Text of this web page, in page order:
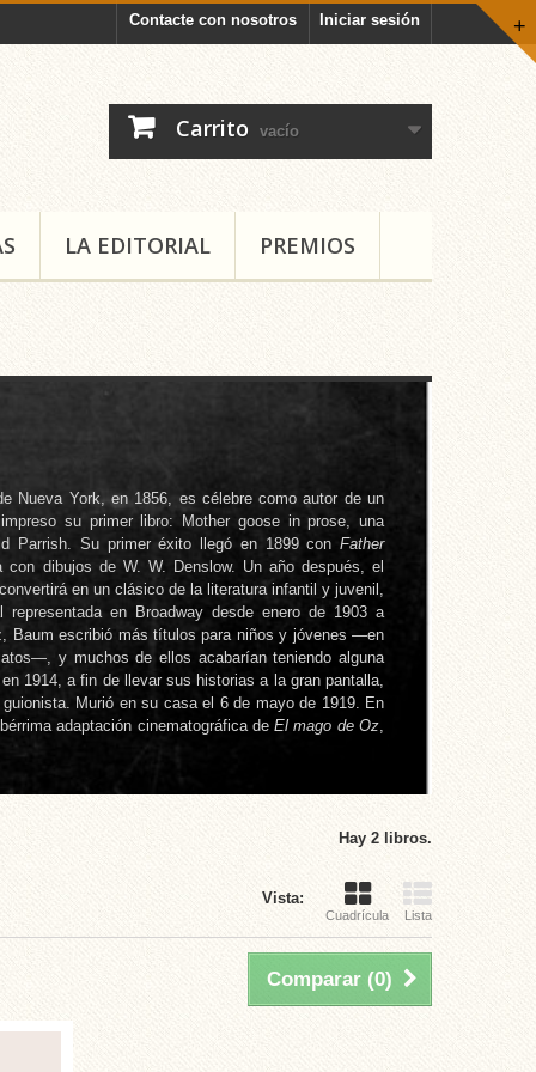
+
Iniciar sesión
Contacte con nosotros
Carrito vacío
LA EDITORIAL PREMIOS
Nueva York, en 1856, es célebre como autor de un
su primer libro: Mother goose in prose, una
Parrish. Su primer éxito llegó en 1899 con Father
dibujos de W. W. Denslow. Un año después, el
en un clásico de la literatura infantil y juvenil,
en Broadway desde enero de 1903 a
Baum escribió más títulos para niños y jóvenes —en
y muchos de ellos acabarían teniendo alguna
1914, a fin de llevar sus historias a la gran pantalla,
Murió en su casa el 6 de mayo de 1919. En
adaptación cinematográfica deEl mago de Oz,
Hay 2 libros.
Vista:
Cuadrícula Lista
Comparar (0)